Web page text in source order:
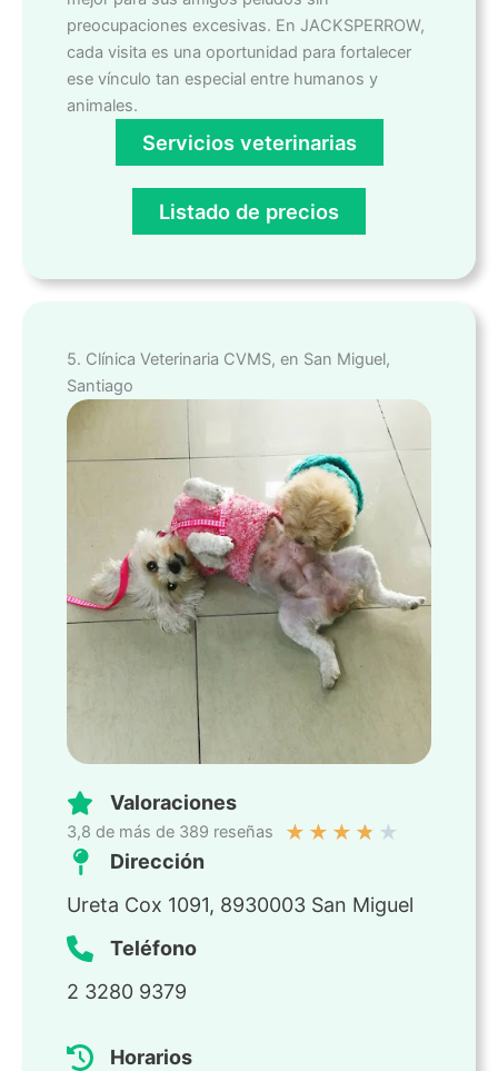
preocupaciones excesivas. En JACKSPERROW,
cada visita es una oportunidad para fortalecer
ese vínculo tan especial entre humanos y
animales.
Servicios veterinarias
Listado de precios
5. Clínica Veterinaria CVMS, en San Miguel,
Santiago
Valoraciones
3,8 de más de 389 reseñas ★ ★ ★ ★ ★
Dirección
Ureta Cox 1091, 8930003 San Miguel
Teléfono
2 3280 9379
Horarios